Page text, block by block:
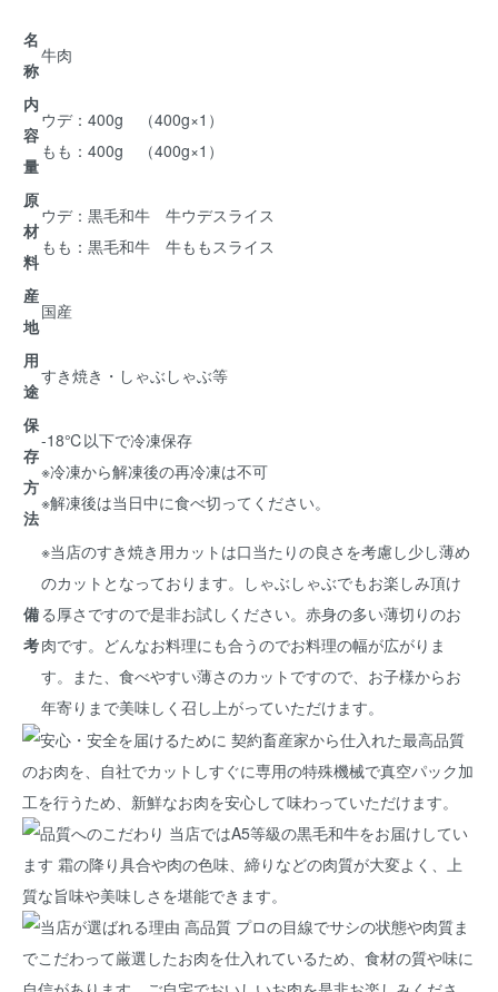
名
称
牛肉
内
容
量
ウデ：400g （400g×1）
もも：400g （400g×1）
原
材
料
ウデ：黒毛和牛 牛ウデスライス
もも：黒毛和牛 牛ももスライス
産
地
国産
用
途
すき焼き・しゃぶしゃぶ等
保
存
方
法
-18℃以下で冷凍保存
※冷凍から解凍後の再冷凍は不可
※解凍後は当日中に食べ切ってください。
備
考
※当店のすき焼き用カットは口当たりの良さを考慮し少し薄め
のカットとなっております。しゃぶしゃぶでもお楽しみ頂け
る厚さですので是非お試しください。赤身の多い薄切りのお
肉です。どんなお料理にも合うのでお料理の幅が広がりま
す。また、食べやすい薄さのカットですので、お子様からお
年寄りまで美味しく召し上がっていただけます。